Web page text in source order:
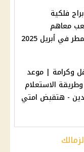
الميزان".. 4 أبراج فلكية
معاهم
وفلوسهم هتبقي زي المطر في أبريل 2025
وكرامة | موعد
صرف معاش أبريل 2025 وطريقة الاستعلام
- هتقبض امتي